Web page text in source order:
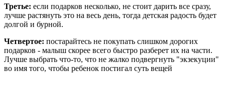
Третье: если подарков несколько, не стоит дарить все сразу,
лучше растянуть это на весь день, тогда детская радость будет
долгой и бурной.
Четвертое: постарайтесь не покупать слишком дорогих
подарков - малыш скорее всего быстро разберет их на части.
Лучше выбрать что-то, что не жалко подвергнуть "экзекуции"
во имя того, чтобы ребенок постигал суть вещей